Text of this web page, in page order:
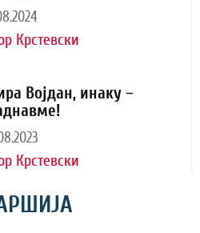
Крстевски
Војдан, инаку –
Крстевски